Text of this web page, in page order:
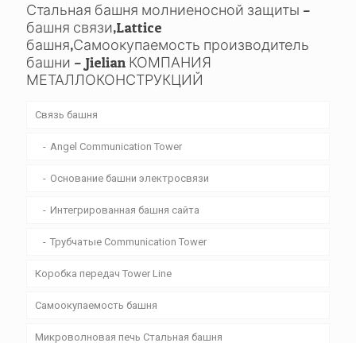
Стальная башня молниеносной защиты –
башня связи,Lattice
башня,Самоокупаемость производитель
башни – Jielian КОМПАНИЯ
МЕТАЛЛОКОНСТРУКЦИЙ
Связь башня
Angel Communication Tower
Основание башни электросвязи
Интегрированная башня сайта
Трубчатые Communication Tower
Коробка передач Tower Line
Самоокупаемость башня
Микроволновая печь Стальная башня